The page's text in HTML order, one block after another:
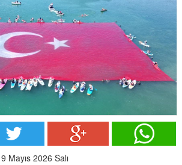
Mayıs 2026 Salı